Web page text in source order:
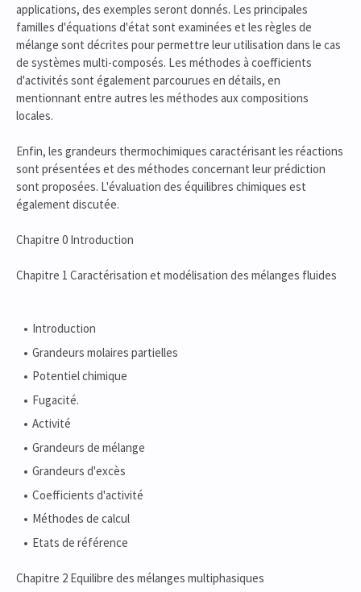
applications, des exemples seront donnés. Les principales
familles d'équations d'état sont examinées et les règles de
mélange sont décrites pour permettre leur utilisation dans le cas
de systèmes multi-composés. Les méthodes à coefficients
d'activités sont également parcourues en détails, en
mentionnant entre autres les méthodes aux compositions
locales.
Enfin, les grandeurs thermochimiques caractérisant les réactions
sont présentées et des méthodes concernant leur prédiction
sont proposées. L'évaluation des équilibres chimiques est
également discutée.
Chapitre 0 Introduction
Chapitre 1 Caractérisation et modélisation des mélanges fluides
Introduction
Grandeurs molaires partielles
Potentiel chimique
Fugacité.
Activité
Grandeurs de mélange
Grandeurs d'excès
Coefficients d'activité
Méthodes de calcul
Etats de référence
Chapitre 2 Equilibre des mélanges multiphasiques